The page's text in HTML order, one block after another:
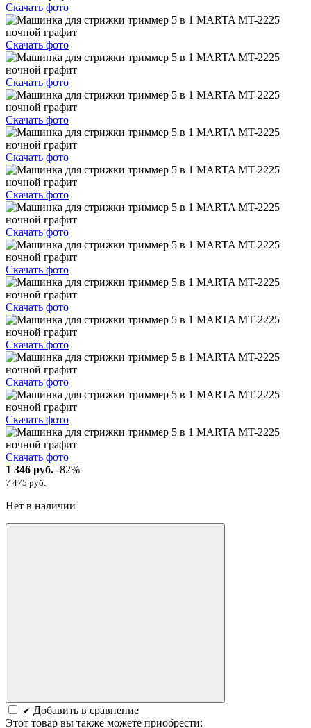
Скачать фото
Скачать фото
Скачать фото
Скачать фото
Скачать фото
Скачать фото
Скачать фото
Скачать фото
Скачать фото
Скачать фото
Скачать фото
Скачать фото
Скачать фото
1 346 руб. -82%
7 475 руб.
Нет в наличии
Добавить в сравнение
Этот товар вы также можете приобрести: